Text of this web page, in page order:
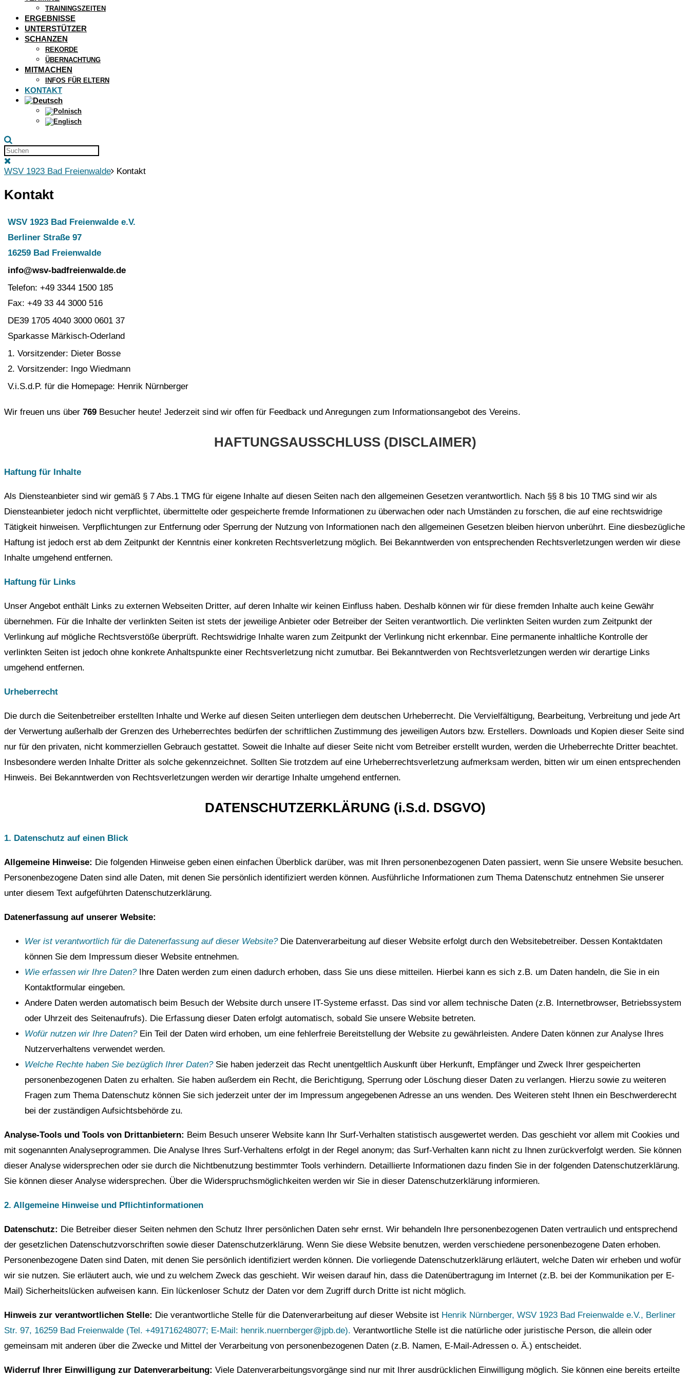
TRAININGSZEITEN
ERGEBNISSE
UNTERSTÜTZER
SCHANZEN
REKORDE
ÜBERNACHTUNG
MITMACHEN
INFOS FÜR ELTERN
KONTAKT
WSV 1923 Bad Freienwalde Kontakt
Kontakt
WSV 1923 Bad Freienwalde e.V.
Berliner Straße 97
16259 Bad Freienwalde
info@wsv-badfreienwalde.de
Telefon: +49 3344 1500 185
Fax: +49 33 44 3000 516
DE39 1705 4040 3000 0601 37
Sparkasse Märkisch-Oderland
1. Vorsitzender: Dieter Bosse
2. Vorsitzender: Ingo Wiedmann
V.i.S.d.P. für die Homepage: Henrik Nürnberger
Wir freuen uns über 769 Besucher heute! Jederzeit sind wir offen für Feedback und Anregungen zum Informationsangebot des Vereins.
HAFTUNGSAUSSCHLUSS (DISCLAIMER)
Haftung für Inhalte
Als Diensteanbieter sind wir gemäß § 7 Abs.1 TMG für eigene Inhalte auf diesen Seiten nach den allgemeinen Gesetzen verantwortlich. Nach §§ 8 bis 10 TMG sind wir als
Diensteanbieter jedoch nicht verpflichtet, übermittelte oder gespeicherte fremde Informationen zu überwachen oder nach Umständen zu forschen, die auf eine rechtswidrige
Tätigkeit hinweisen. Verpflichtungen zur Entfernung oder Sperrung der Nutzung von Informationen nach den allgemeinen Gesetzen bleiben hiervon unberührt. Eine diesbezügliche
Haftung ist jedoch erst ab dem Zeitpunkt der Kenntnis einer konkreten Rechtsverletzung möglich. Bei Bekanntwerden von entsprechenden Rechtsverletzungen werden wir diese
Inhalte umgehend entfernen.
Haftung für Links
Unser Angebot enthält Links zu externen Webseiten Dritter, auf deren Inhalte wir keinen Einfluss haben. Deshalb können wir für diese fremden Inhalte auch keine Gewähr
übernehmen. Für die Inhalte der verlinkten Seiten ist stets der jeweilige Anbieter oder Betreiber der Seiten verantwortlich. Die verlinkten Seiten wurden zum Zeitpunkt der
Verlinkung auf mögliche Rechtsverstöße überprüft. Rechtswidrige Inhalte waren zum Zeitpunkt der Verlinkung nicht erkennbar. Eine permanente inhaltliche Kontrolle der
verlinkten Seiten ist jedoch ohne konkrete Anhaltspunkte einer Rechtsverletzung nicht zumutbar. Bei Bekanntwerden von Rechtsverletzungen werden wir derartige Links
umgehend entfernen.
Urheberrecht
Die durch die Seitenbetreiber erstellten Inhalte und Werke auf diesen Seiten unterliegen dem deutschen Urheberrecht. Die Vervielfältigung, Bearbeitung, Verbreitung und jede Art
der Verwertung außerhalb der Grenzen des Urheberrechtes bedürfen der schriftlichen Zustimmung des jeweiligen Autors bzw. Erstellers. Downloads und Kopien dieser Seite sind
nur für den privaten, nicht kommerziellen Gebrauch gestattet. Soweit die Inhalte auf dieser Seite nicht vom Betreiber erstellt wurden, werden die Urheberrechte Dritter beachtet.
Insbesondere werden Inhalte Dritter als solche gekennzeichnet. Sollten Sie trotzdem auf eine Urheberrechtsverletzung aufmerksam werden, bitten wir um einen entsprechenden
Hinweis. Bei Bekanntwerden von Rechtsverletzungen werden wir derartige Inhalte umgehend entfernen.
DATENSCHUTZERKLÄRUNG (i.S.d. DSGVO)
1. Datenschutz auf einen Blick
Allgemeine Hinweise: Die folgenden Hinweise geben einen einfachen Überblick darüber, was mit Ihren personenbezogenen Daten passiert, wenn Sie unsere Website besuchen.
Personenbezogene Daten sind alle Daten, mit denen Sie persönlich identifiziert werden können. Ausführliche Informationen zum Thema Datenschutz entnehmen Sie unserer
unter diesem Text aufgeführten Datenschutzerklärung.
Datenerfassung auf unserer Website:
Wer ist verantwortlich für die Datenerfassung auf dieser Website? Die Datenverarbeitung auf dieser Website erfolgt durch den Websitebetreiber. Dessen Kontaktdaten
können Sie dem Impressum dieser Website entnehmen.
Wie erfassen wir Ihre Daten? Ihre Daten werden zum einen dadurch erhoben, dass Sie uns diese mitteilen. Hierbei kann es sich z.B. um Daten handeln, die Sie in ein
Kontaktformular eingeben.
Andere Daten werden automatisch beim Besuch der Website durch unsere IT-Systeme erfasst. Das sind vor allem technische Daten (z.B. Internetbrowser, Betriebssystem
oder Uhrzeit des Seitenaufrufs). Die Erfassung dieser Daten erfolgt automatisch, sobald Sie unsere Website betreten.
Wofür nutzen wir Ihre Daten? Ein Teil der Daten wird erhoben, um eine fehlerfreie Bereitstellung der Website zu gewährleisten. Andere Daten können zur Analyse Ihres
Nutzerverhaltens verwendet werden.
Welche Rechte haben Sie bezüglich Ihrer Daten? Sie haben jederzeit das Recht unentgeltlich Auskunft über Herkunft, Empfänger und Zweck Ihrer gespeicherten
personenbezogenen Daten zu erhalten. Sie haben außerdem ein Recht, die Berichtigung, Sperrung oder Löschung dieser Daten zu verlangen. Hierzu sowie zu weiteren
Fragen zum Thema Datenschutz können Sie sich jederzeit unter der im Impressum angegebenen Adresse an uns wenden. Des Weiteren steht Ihnen ein Beschwerderecht
bei der zuständigen Aufsichtsbehörde zu.
Analyse-Tools und Tools von Drittanbietern: Beim Besuch unserer Website kann Ihr Surf-Verhalten statistisch ausgewertet werden. Das geschieht vor allem mit Cookies und
mit sogenannten Analyseprogrammen. Die Analyse Ihres Surf-Verhaltens erfolgt in der Regel anonym; das Surf-Verhalten kann nicht zu Ihnen zurückverfolgt werden. Sie können
dieser Analyse widersprechen oder sie durch die Nichtbenutzung bestimmter Tools verhindern. Detaillierte Informationen dazu finden Sie in der folgenden Datenschutzerklärung.
Sie können dieser Analyse widersprechen. Über die Widerspruchsmöglichkeiten werden wir Sie in dieser Datenschutzerklärung informieren.
2. Allgemeine Hinweise und Pflichtinformationen
Datenschutz: Die Betreiber dieser Seiten nehmen den Schutz Ihrer persönlichen Daten sehr ernst. Wir behandeln Ihre personenbezogenen Daten vertraulich und entsprechend
der gesetzlichen Datenschutzvorschriften sowie dieser Datenschutzerklärung. Wenn Sie diese Website benutzen, werden verschiedene personenbezogene Daten erhoben.
Personenbezogene Daten sind Daten, mit denen Sie persönlich identifiziert werden können. Die vorliegende Datenschutzerklärung erläutert, welche Daten wir erheben und wofür
wir sie nutzen. Sie erläutert auch, wie und zu welchem Zweck das geschieht. Wir weisen darauf hin, dass die Datenübertragung im Internet (z.B. bei der Kommunikation per E-
Mail) Sicherheitslücken aufweisen kann. Ein lückenloser Schutz der Daten vor dem Zugriff durch Dritte ist nicht möglich.
Hinweis zur verantwortlichen Stelle: Die verantwortliche Stelle für die Datenverarbeitung auf dieser Website ist Henrik Nürnberger, WSV 1923 Bad Freienwalde e.V., Berliner
Str. 97, 16259 Bad Freienwalde (Tel. +491716248077; E-Mail: henrik.nuernberger@jpb.de). Verantwortliche Stelle ist die natürliche oder juristische Person, die allein oder
gemeinsam mit anderen über die Zwecke und Mittel der Verarbeitung von personenbezogenen Daten (z.B. Namen, E-Mail-Adressen o. Ä.) entscheidet.
Widerruf Ihrer Einwilligung zur Datenverarbeitung: Viele Datenverarbeitungsvorgänge sind nur mit Ihrer ausdrücklichen Einwilligung möglich. Sie können eine bereits erteilte